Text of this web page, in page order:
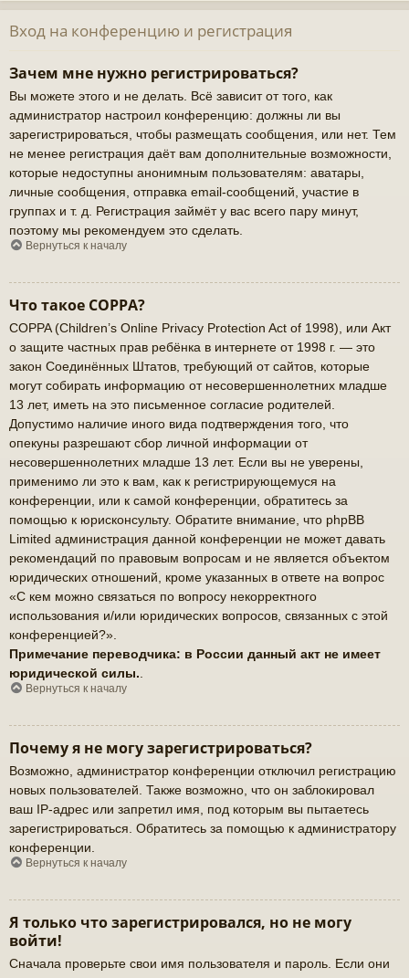
Вход на конференцию и регистрация
Зачем мне нужно регистрироваться?
Вы можете этого и не делать. Всё зависит от того, как
администратор настроил конференцию: должны ли вы
зарегистрироваться, чтобы размещать сообщения, или нет. Тем
не менее регистрация даёт вам дополнительные возможности,
которые недоступны анонимным пользователям: аватары,
личные сообщения, отправка email-сообщений, участие в
группах и т. д. Регистрация займёт у вас всего пару минут,
поэтому мы рекомендуем это сделать.
Вернуться к началу
Что такое COPPA?
COPPA (Children’s Online Privacy Protection Act of 1998), или Акт
о защите частных прав ребёнка в интернете от 1998 г. — это
закон Соединённых Штатов, требующий от сайтов, которые
могут собирать информацию от несовершеннолетних младше
13 лет, иметь на это письменное согласие родителей.
Допустимо наличие иного вида подтверждения того, что
опекуны разрешают сбор личной информации от
несовершеннолетних младше 13 лет. Если вы не уверены,
применимо ли это к вам, как к регистрирующемуся на
конференции, или к самой конференции, обратитесь за
помощью к юрисконсульту. Обратите внимание, что phpBB
Limited администрация данной конференции не может давать
рекомендаций по правовым вопросам и не является объектом
юридических отношений, кроме указанных в ответе на вопрос
«С кем можно связаться по вопросу некорректного
использования и/или юридических вопросов, связанных с этой
конференцией?».
Примечание переводчика: в России данный акт не имеет
юридической силы.
Вернуться к началу
Почему я не могу зарегистрироваться?
Возможно, администратор конференции отключил регистрацию
новых пользователей. Также возможно, что он заблокировал
ваш IP-адрес или запретил имя, под которым вы пытаетесь
зарегистрироваться. Обратитесь за помощью к администратору
конференции.
Вернуться к началу
Я только что зарегистрировался, но не могу
войти!
Сначала проверьте свои имя пользователя и пароль. Если они